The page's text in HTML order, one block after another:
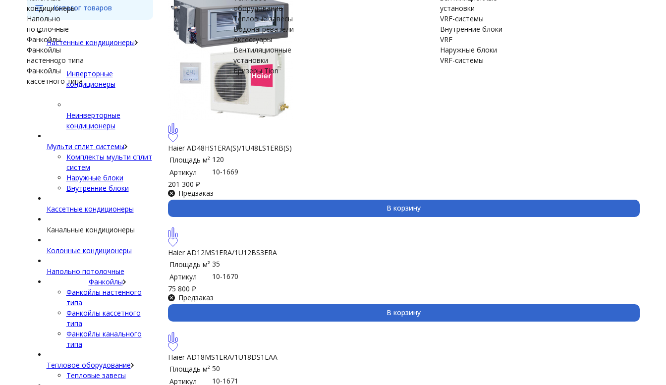
кондиционеры
Напольно
потолочные
Фанкойлы
Фанкойлы
настенного типа
Фанкойлы
кассетного типа
оборудование
Тепловые завесы
Водонагреватели
Аксессуары
Вентиляционные
установки
Бризеры Tion
установки
VRF-системы
Внутренние блоки
VRF
Наружные блоки
VRF-системы
Haier AD48HS1ERA(S)/1U48LS1ERB(S)
Площадь м² 120
Артикул
10-1669
201 300 ₽
Предзаказ
В корзину
Haier AD12MS1ERA/1U12BS3ERA
Площадь м² 35
Артикул
10-1670
75 800 ₽
Предзаказ
В корзину
Haier AD18MS1ERA/1U18DS1EAA
Площадь м² 50
Артикул
10-1671
Каталог товаров
Настенные кондиционеры
Инверторные
кондиционеры
Неинверторные
кондиционеры
Мульти сплит системы
Комплекты мульти сплит
систем
Наружные блоки
Внутренние блоки
Кассетные кондиционеры
Канальные кондиционеры
Колонные кондиционеры
Напольно потолочные
Фанкойлы
Фанкойлы настенного
типа
Фанкойлы кассетного
типа
Фанкойлы канального
типа
Тепловое оборудование
Тепловые завесы